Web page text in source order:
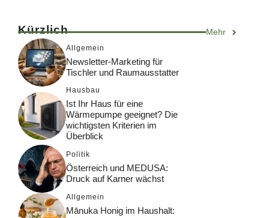
Kürzlich Mehr
Allgemein
Newsletter-Marketing für
Tischler und Raumausstatter
Hausbau
Ist Ihr Haus für eine
Wärmepumpe geeignet? Die
wichtigsten Kriterien im
Überblick
Politik
Österreich und MEDUSA:
Druck auf Karner wächst
Allgemein
Mānuka Honig im Haushalt: